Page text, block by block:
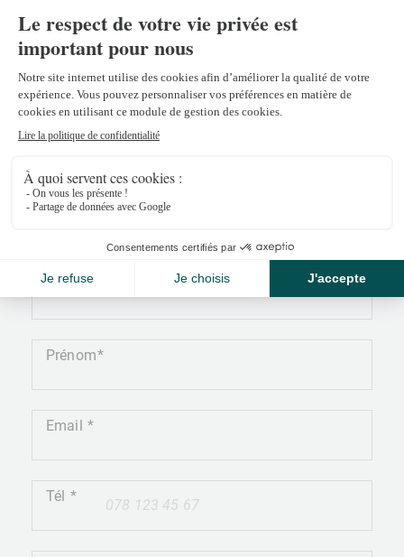
Céline Cerino
celine.cerino@npkf.ch
+41 22 839 39 98
Nom
Prénom
Email
+41
Tél